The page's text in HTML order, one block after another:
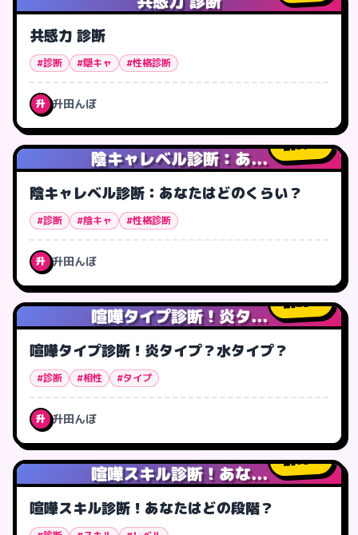
共感力 診断
#診断 #隠キャ #性格診断
升 升田んぼ
陰キャレベル診断：あ...
57人
陰キャレベル診断：あなたはどのくらい？
#診断 #陰キャ #性格診断
升 升田んぼ
喧嘩タイプ診断！炎タ...
23人
喧嘩タイプ診断！炎タイプ？水タイプ？
#診断 #相性 #タイプ
升 升田んぼ
喧嘩スキル診断！あな...
63人
喧嘩スキル診断！あなたはどの段階？